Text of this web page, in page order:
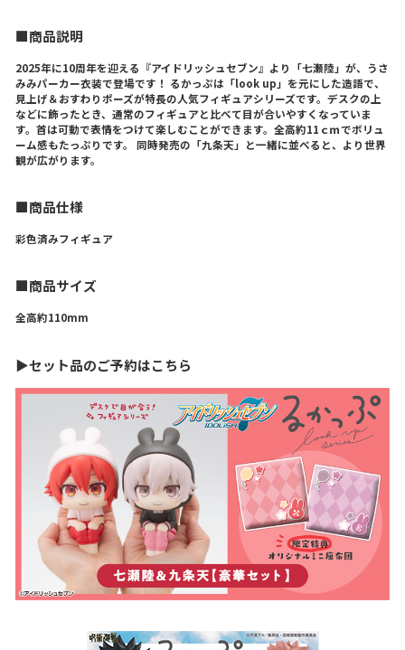
■商品説明
2025年に10周年を迎える『アイドリッシュセブン』より「七瀬陸」が、うさ
みみパーカー衣装で登場です！ るかっぷは「look up」を元にした造語で、
見上げ＆おすわりポーズが特長の人気フィギュアシリーズです。デスクの上
などに飾ったとき、通常のフィギュアと比べて目が合いやすくなっていま
す。首は可動で表情をつけて楽しむことができます。全高約11ｃｍでボリュ
ーム感もたっぷりです。 同時発売の「九条天」と一緒に並べると、より世界
観が広がります。
■商品仕様
彩色済みフィギュア
■商品サイズ
全高約110mm
▶セット品のご予約はこちら